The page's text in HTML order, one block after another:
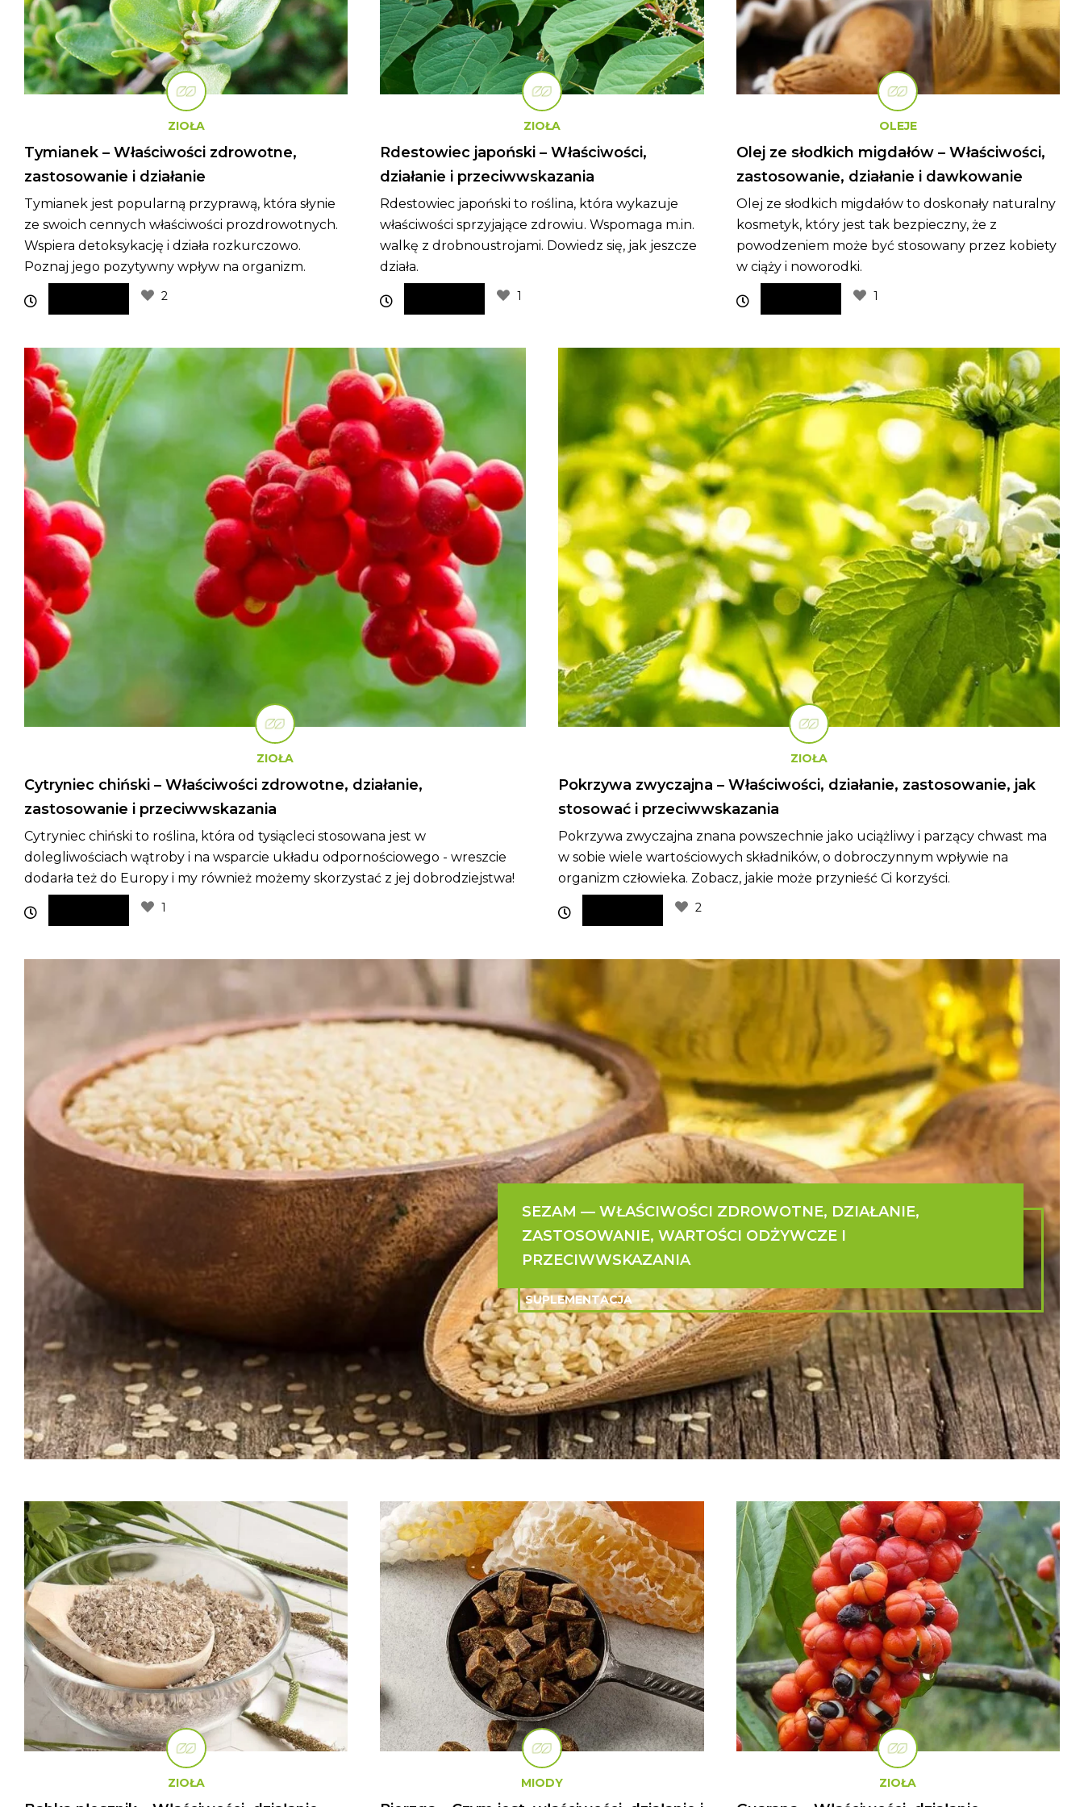
ZIOŁA
Tymianek – Właściwości zdrowotne,
zastosowanie i działanie
Tymianek jest popularną przyprawą, która słynie
ze swoich cennych właściwości prozdrowotnych.
Wspiera detoksykację i działa rozkurczowo.
Poznaj jego pozytywny wpływ na organizm.
2
ZIOŁA
Rdestowiec japoński – Właściwości,
działanie i przeciwwskazania
Rdestowiec japoński to roślina, która wykazuje
właściwości sprzyjające zdrowiu. Wspomaga m.in.
walkę z drobnoustrojami. Dowiedz się, jak jeszcze
działa.
1
OLEJE
Olej ze słodkich migdałów – Właściwości,
zastosowanie, działanie i dawkowanie
Olej ze słodkich migdałów to doskonały naturalny
kosmetyk, który jest tak bezpieczny, że z
powodzeniem może być stosowany przez kobiety
w ciąży i noworodki.
1
ZIOŁA
Cytryniec chiński – Właściwości zdrowotne, działanie,
zastosowanie i przeciwwskazania
Cytryniec chiński to roślina, która od tysiącleci stosowana jest w
dolegliwościach wątroby i na wsparcie układu odpornościowego - wreszcie
dodarła też do Europy i my również możemy skorzystać z jej dobrodziejstwa!
1
ZIOŁA
Pokrzywa zwyczajna – Właściwości, działanie, zastosowanie, jak
stosować i przeciwwskazania
Pokrzywa zwyczajna znana powszechnie jako uciążliwy i parzący chwast ma
w sobie wiele wartościowych składników, o dobroczynnym wpływie na
organizm człowieka. Zobacz, jakie może przynieść Ci korzyści.
2
SUPLEMENTACJA
SEZAM — WŁAŚCIWOŚCI ZDROWOTNE, DZIAŁANIE,
ZASTOSOWANIE, WARTOŚCI ODŻYWCZE I
PRZECIWWSKAZANIA
ZIOŁA MIODY ZIOŁA